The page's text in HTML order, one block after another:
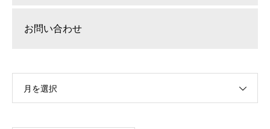
お問い合わせ
月を選択